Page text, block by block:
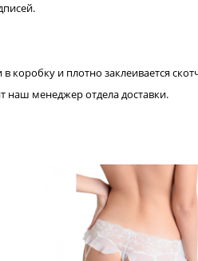
коробку и плотно заклеивается
наш менеджер отдела доставки.